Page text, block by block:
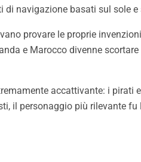
di navigazione basati sul sole e
provare le proprie
e Marocco divenne
accattivante: i
il personaggio più rilevante